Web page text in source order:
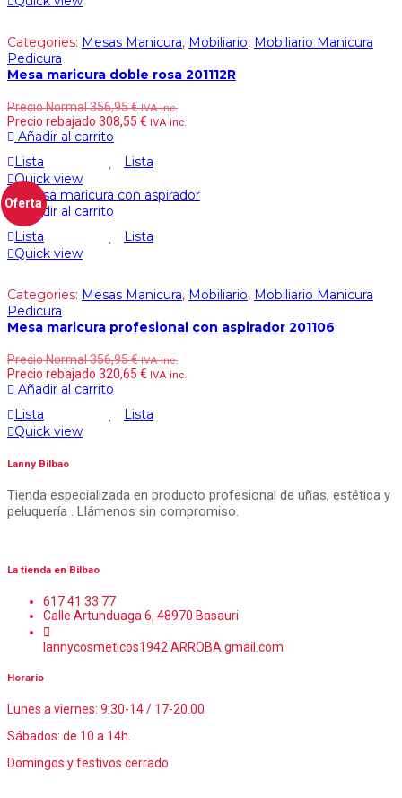
Categories: Mesas Manicura, Mobiliario, Mobiliario Manicura
Pedicura
Mesa maricura doble rosa 201112R
Precio Normal356,95€ IVA inc.
Precio rebajado 308,55 € IVA inc.
Añadir al carrito
Lista
Lista
Quick view
Oferta
Añadir al carrito
Lista
Lista
Quick view
Categories: Mesas Manicura, Mobiliario, Mobiliario Manicura
Pedicura
Mesa maricura profesional con aspirador 201106
Precio Normal356,95€ IVA inc.
Precio rebajado 320,65 € IVA inc.
Añadir al carrito
Lista
Lista
Quick view
Lanny Bilbao
Tienda especializada en producto profesional de uñas, estética y
peluquería . Llámenos sin compromiso.
La tienda en Bilbao
617 41 33 77
Calle Artunduaga 6, 48970 Basauri
lannycosmeticos1942 ARROBA gmail.com
Horario
Lunes a viernes: 9:30-14 / 17-20.00
Sábados: de 10 a 14h.
Domingos y festivos cerrado